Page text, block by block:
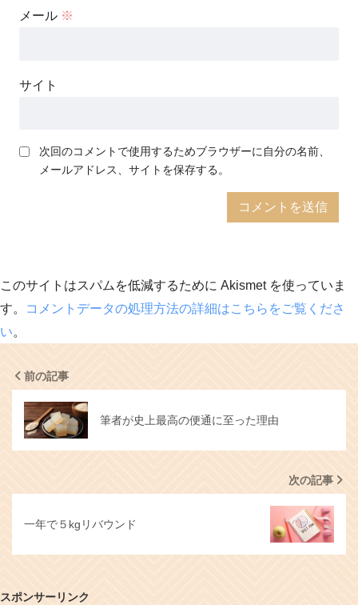
メール ※
サイト
次回のコメントで使用するためブラウザーに自分の名前、
メールアドレス、サイトを保存する。
このサイトはスパムを低減するために Akismet を使っていま
す。
コメントデータの処理方法の詳細はこちらをご覧くださ
い。
前の記事
筆者が史上最高の便通に至った理由
次の記事
一年で５kgリバウンド
スポンサーリンク